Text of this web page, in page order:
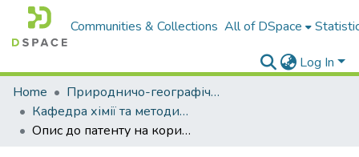
Communities & Collections All of DSpace
Log In
Home
Природничо-географічний факультет
Кафедра хімії та методики навчання хімії
Опис до патенту на корисну модель: Спосіб регенерації суміші активованого вугілля та кізельгуру від органічних забруднювачів